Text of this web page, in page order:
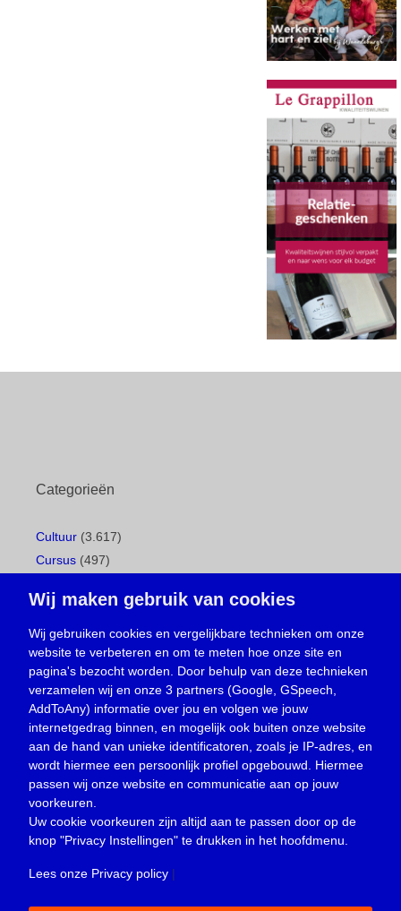
Categorieën
Cultuur (3.617)
Cursus (497)
Gemeentepagina(104)
Ingezonden brief(538)
Media(156)
Nieuws (23.329)
Oproep(734)
Overlijden(39)
Podcast(18)
prijsvraag (5)
Religie (1.438)
Service(226)
Wij maken gebruik van cookies
Wij gebruiken cookies en vergelijkbare technieken om onze
website te verbeteren en om te meten hoe onze site en
pagina's bezocht worden. Door behulp van deze technieken
verzamelen wij en onze 3 partners (Google, GSpeech,
AddToAny) informatie over jou en volgen we jouw
internetgedrag binnen, en mogelijk ook buiten onze website
aan de hand van unieke identificatoren, zoals je IP-adres, en
wordt hiermee een persoonlijk profiel opgebouwd. Hiermee
passen wij onze website en communicatie aan op jouw
voorkeuren.
Uw cookie voorkeuren zijn altijd aan te passen door op de
knop "Privacy Instellingen" te drukken in het hoofdmenu.
Lees onze Privacy policy |